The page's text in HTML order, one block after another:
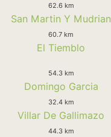
62.6 km
San Martin Y Mudrian
60.7 km
El Tiemblo
54.3 km
Domingo Garcia
32.4 km
Villar De Gallimazo
44.3 km